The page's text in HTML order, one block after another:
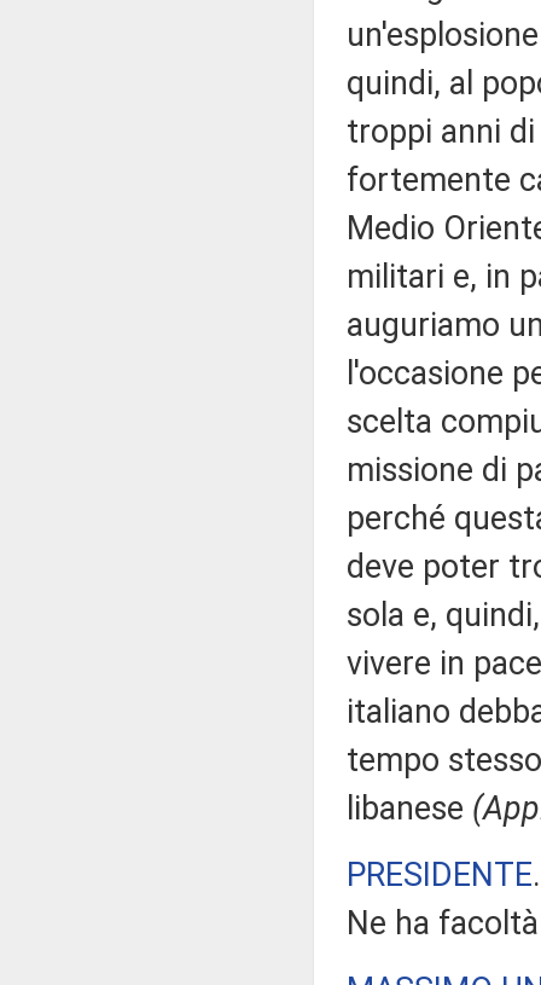
quindi, al
troppi anni
fortemente
Medio
militari e, in
auguriamo
l'occasione
scelta
missione di
perché
deve poter
sola e,
vivere in
italiano
tempo
libanese
PRESIDENTE
Ne ha